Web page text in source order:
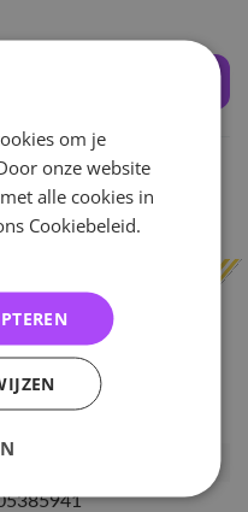
werkdagenverzonden
STF-WSB-HSH
om je
onze website
alle cookies in
Cookiebeleid.